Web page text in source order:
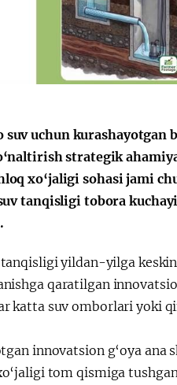
действии
suv uchun
strategik
xo‘jaligi sohasi jami
tanqisligi tobora
yildan-yilga
qaratilgan
katta suv omborlari yoki
innovatsion g‘oya ana
tom qismiga